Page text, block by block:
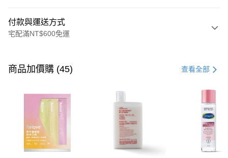
付款與運送方式
宅配滿NT$600免運
信用卡一次付款
Apple Pay
街口支付
悠遊付
商品加價購 (45) 查看全部